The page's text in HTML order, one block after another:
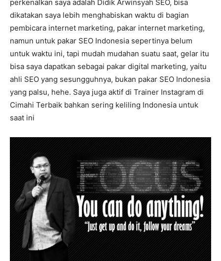
perkenalkan saya adalah Didik Arwinsyah SEO, bisa
dikatakan saya lebih menghabiskan waktu di bagian
pembicara internet marketing, pakar internet marketing,
namun untuk pakar SEO Indonesia sepertinya belum
untuk waktu ini, tapi mudah mudahan suatu saat, gelar itu
bisa saya dapatkan sebagai pakar digital marketing, yaitu
ahli SEO yang sesungguhnya, bukan pakar SEO Indonesia
yang palsu, hehe. Saya juga aktif di Trainer Instagram di
Cimahi Terbaik bahkan sering keliling Indonesia untuk
saat ini